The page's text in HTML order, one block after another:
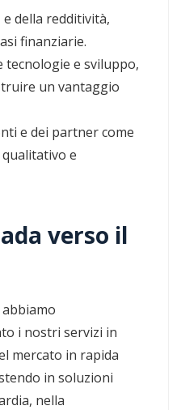
della redditività,
finanziarie.
e sviluppo,
un vantaggio
e dei partner come
e
verso il
i nostri servizi in
mercato in rapida
in soluzioni
nella